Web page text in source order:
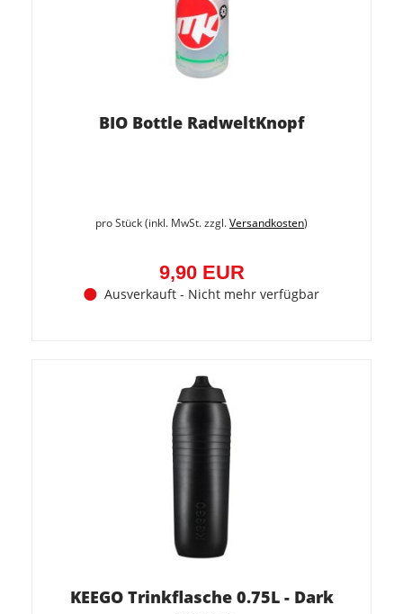
BIO Bottle RadweltKnopf
pro Stück (inkl. MwSt. zzgl.Versandkosten)
9,90 EUR
Ausverkauft - Nicht mehr verfügbar
KEEGO Trinkflasche 0.75L - Dark